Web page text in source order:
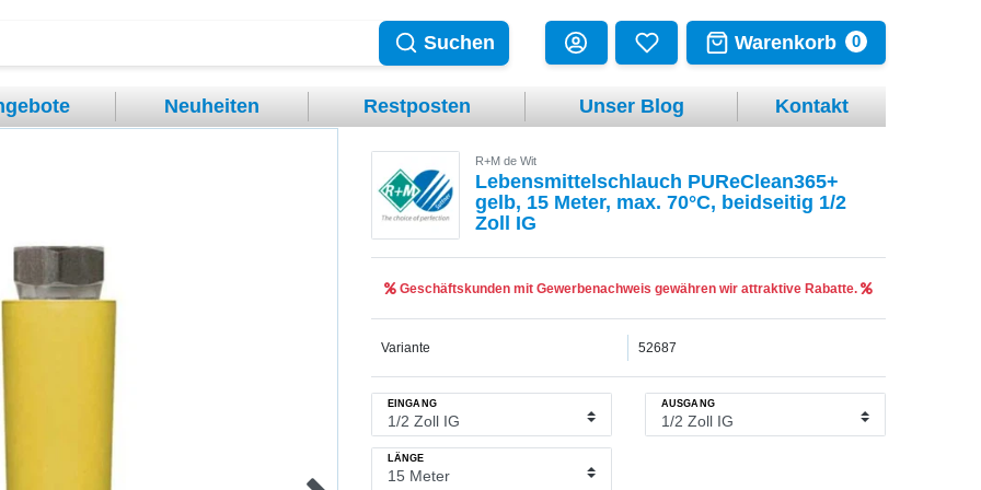
Warenkorb 0
Suchen
Neuheiten Restposten Unser Blog Kontakt
R+M de Wit
Lebensmittelschlauch PUReClean365+
gelb, 15 Meter, max. 70°C, beidseitig 1/2
Zoll IG
Geschäftskunden mit Gewerbenachweis gewähren wir attraktive Rabatte.
Variante 52687
EINGANG AUSGANG
LÄNGE